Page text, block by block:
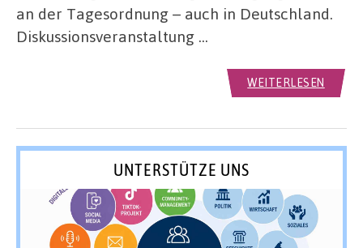
an der Tagesordnung – auch in Deutschland.
Diskussionsveranstaltung …
WEITERLESEN
UNTERSTÜTZE UNS